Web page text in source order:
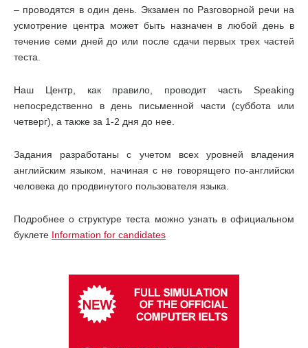
– проводятся в один день. Экзамен по Разговорной речи на
усмотрение центра может быть назначен в любой день в
течение семи дней до или после сдачи первых трех частей
теста.
Наш Центр, как правило, проводит часть Speaking
непосредственно в день письменной части (суббота или
четверг), а также за 1-2 дня до нее.
Задания разработаны с учетом всех уровней владения
английским языком, начиная с не говорящего по-английски
человека до продвинутого пользователя языка.
Подробнее о структуре теста можно узнать в официальном
буклете Information for candidates